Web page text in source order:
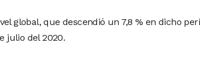
global, que descendió un 7,8 % en dicho
julio del 2020.